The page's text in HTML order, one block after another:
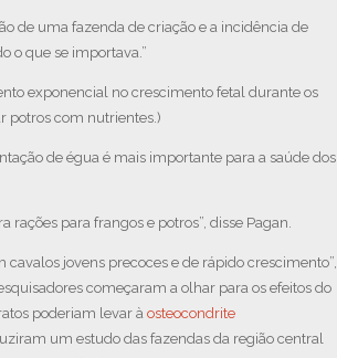
de uma fazenda de criação e a incidência de
o que se importava.”
exponencial no crescimento fetal durante os
potros com nutrientes.)
de égua é mais importante para a saúde dos
para frangos e potros”, disse Pagan.
jovens precoces e de rápido crescimento”,
começaram a olhar para os efeitos do
poderiam levar à osteocondrite
um estudo das fazendas da região central